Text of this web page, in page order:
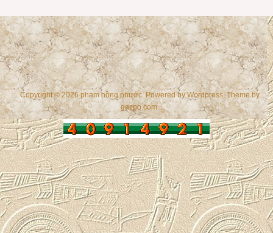
Copyright © 2026 phạm hồng phước. Powered byWordpress, Theme by
gazpo.com.